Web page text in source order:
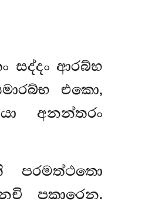
සද්දං ආරබ්භ
එකො,
අනන්තරං
පරමත්ථතො
පකාරෙන.